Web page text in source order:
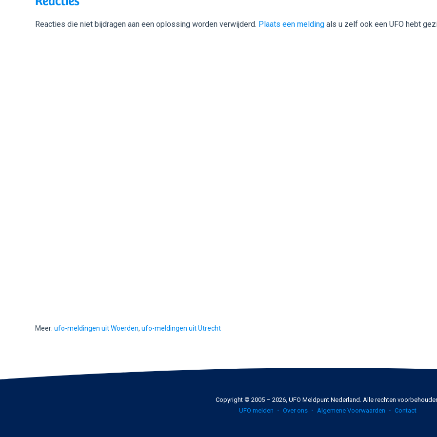
Reacties die niet bijdragen aan een oplossing worden verwijderd. Plaats een melding als u zelf ook een UFO hebt
Meer: ufo-meldingen uit Woerden, ufo-meldingen uit Utrecht
Copyright © 2005 – 2026, UFO Meldpunt Nederland. Alle rechten
UFO melden
Over ons Algemene Voorwaarden Contact